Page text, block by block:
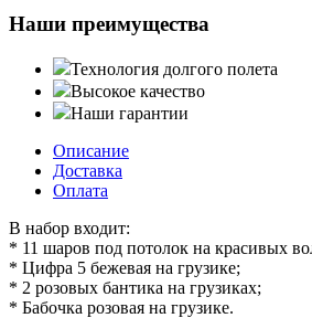
Наши преимущества
Технология долгого полета
Высокое качество
Наши гарантии
Описание
Доставка
Оплата
В набор входит:
* 11 шаров под потолок на красивых
* Цифра 5 бежевая на грузике;
* 2 розовых бантика на грузиках;
* Бабочка розовая на грузике.